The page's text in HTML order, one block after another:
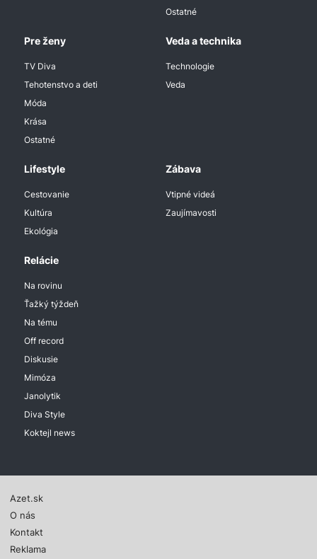
Ostatné
Pre ženy
TV Diva
Tehotenstvo a deti
Móda
Krása
Ostatné
Veda a technika
Technologie
Veda
Lifestyle
Cestovanie
Kultúra
Ekológia
Zábava
Vtipné videá
Zaujímavosti
Relácie
Na rovinu
Ťažký týždeň
Na tému
Off record
Diskusie
Mimóza
Janolytik
Diva Style
Koktejl news
Azet.sk
O nás
Kontakt
Reklama